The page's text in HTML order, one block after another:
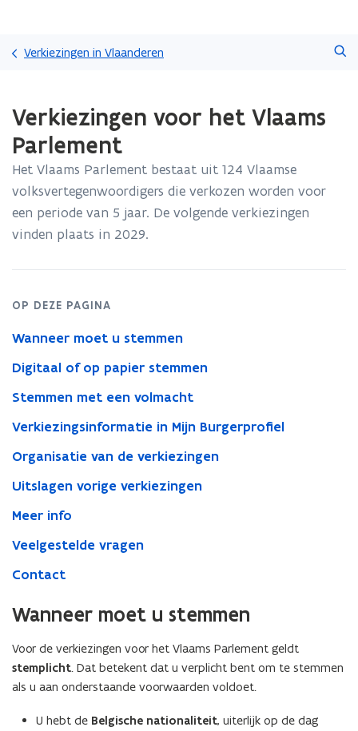
gaan
Verkiezingen in Vlaanderen
met
laden.
zich
op:
Verkiezingen
voor
Verkiezingen voor het Vlaams
Parlement
Het Vlaams Parlement bestaat uit 124 Vlaamse
volksvertegenwoordigers die verkozen worden voor
een periode van 5 jaar. De volgende verkiezingen
vinden plaats in 2029.
OP DEZE PAGINA
Wanneer moet u stemmen
Digitaal of op papier stemmen
Stemmen met een volmacht
Verkiezingsinformatie in Mijn Burgerprofiel
Organisatie van de verkiezingen
Uitslagen vorige verkiezingen
Meer info
Veelgestelde vragen
Contact
Wanneer moet u stemmen
Voor de verkiezingen voor het Vlaams Parlement geldt
stemplicht. Dat betekent dat u verplicht bent om te stemmen
als u aan onderstaande voorwaarden voldoet.
U hebt de Belgische nationaliteit, uiterlijk op de dag